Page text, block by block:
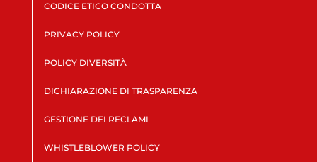
CODICE ETICO CONDOTTA
PRIVACY POLICY
POLICY DIVERSITÀ
DICHIARAZIONE DI TRASPARENZA
GESTIONE DEI RECLAMI
WHISTLEBLOWER POLICY